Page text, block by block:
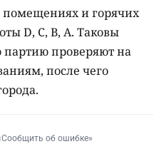
помещениях и горячих
D, C, B, A. Таковы
партию проверяют на
после чего
об ошибке»